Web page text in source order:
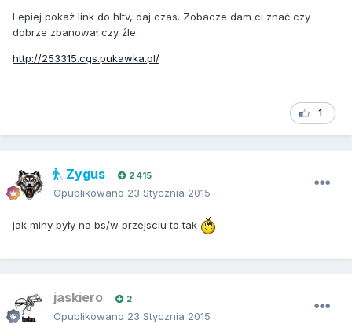
Lepiej pokaż link do hltv, daj czas. Zobacze dam ci znać czy
dobrze zbanował czy źle.
http://253315.cgs.pukawka.pl/
1
Zygus 2 415
Opublikowano 23 Stycznia 2015
jak miny były na bs/w przejsciu to tak
jaskiero 2
Opublikowano 23 Stycznia 2015